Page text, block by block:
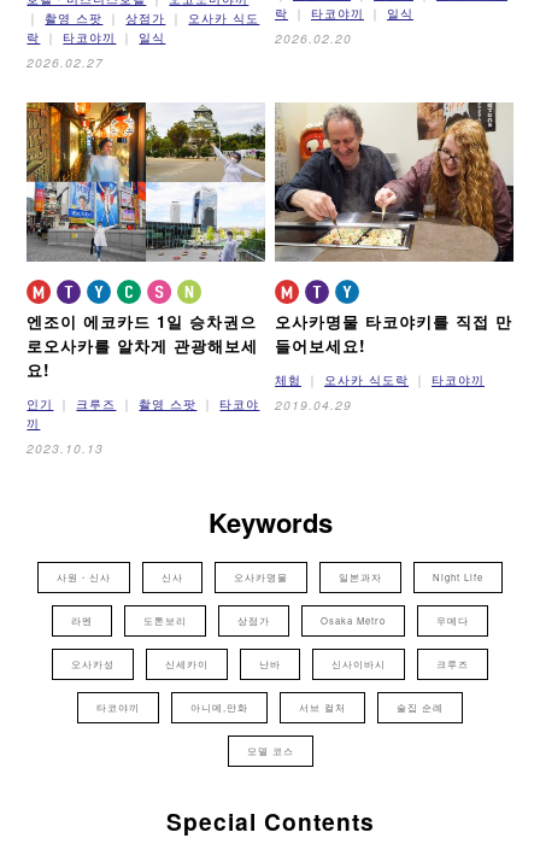
촬영 스팟
상점가
오사카 식도
락
타코야끼
일식
2026.02.27
락
타코야끼
일식
2026.02.20
엔조이 에코카드 1일 승차권으
로 오사카를 알차게 관광해보세
요!
인기 크루즈 촬영 스팟
타코야
끼
2023.10.13
오사카명물 타코야키를 직접 만
들어보세요!
체험 오사카 식도락
타코야끼
2019.04.29
Keywords
사원・신사 신사 오사카명물 일본과자 Night Life
라멘 도톤보리 상점가 Osaka Metro 우메다
오사카성 신세카이 난바 신사이바시 크루즈
타코야끼 아니메,만화 서브 컬처 술집 순례
모델 코스
Special Contents